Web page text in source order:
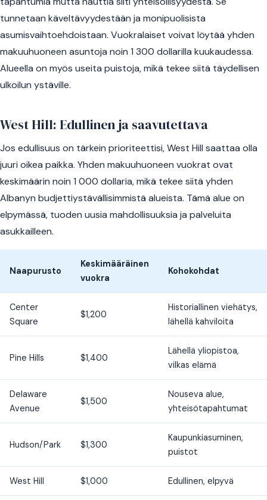
tunnetaan käveltävyydestään ja monipuolisista
asumisvaihtoehdoistaan. Vuokralaiset voivat löytää yhden
makuuhuoneen asuntoja noin 1 300 dollarilla kuukaudessa.
Alueella on myös useita puistoja, mikä tekee siitä täydellisen
ulkoilun ystäville.
West Hill: Edullinen ja saavutettava
Jos edullisuus on tärkein prioriteettisi, West Hill saattaa olla
juuri oikea paikka. Yhden makuuhuoneen vuokrat ovat
keskimäärin noin 1 000 dollaria, mikä tekee siitä yhden
Albanyn budjettiystävällisimmistä alueista. Tämä alue on
elpymässä, tuoden uusia mahdollisuuksia ja palveluita
asukkailleen.
Naapurusto
Keskimääräinen
vuokra
Kohokohdat
Center
Square
$1,200
Historiallinen viehätys,
lähellä kahviloita
Pine Hills $1,400
Lähellä yliopistoa,
vilkas elämä
Delaware
Avenue
$1,500
Nouseva alue,
yhteisötapahtumat
Hudson/Park $1,300
Kaupunkiasuminen,
puistot
West Hill $1,000 Edullinen, elpyvä